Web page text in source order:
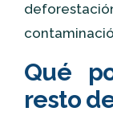
Qué
resto